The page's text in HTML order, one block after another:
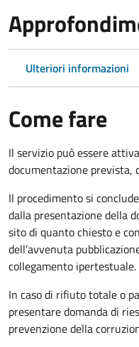
Ulteriori informazioni
Come fare
Il servizio può essere
documentazione prevista,
Il procedimento si
dalla presentazione della
sito di quanto chiesto e
dell’avvenuta
collegamento ipertestuale.
In caso di rifiuto totale o
presentare domanda di
prevenzione della